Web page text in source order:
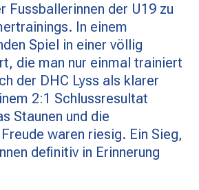
Fussballerinnen der U19 zu
In einem
Spiel in einer völlig
die man nur einmal trainiert
der DHC Lyss als klarer
2:1 Schlussresultat
Staunen und die
waren riesig. Ein Sieg,
definitiv in Erinnerung